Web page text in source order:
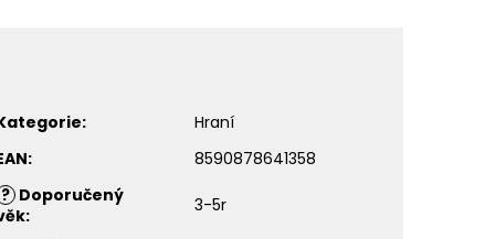
:
Hraní
:
8590878641358
? Doporučený
: 3-5r